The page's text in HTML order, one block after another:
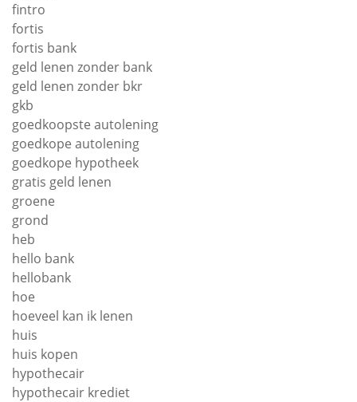
fintro
fortis
fortis bank
geld lenen zonder bank
geld lenen zonder bkr
gkb
goedkoopste autolening
goedkope autolening
goedkope hypotheek
gratis geld lenen
groene
grond
heb
hello bank
hellobank
hoe
hoeveel kan ik lenen
huis
huis kopen
hypothecair
hypothecair krediet